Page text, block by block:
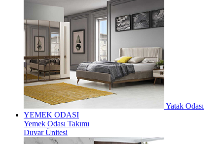
Yatak Odası
YEMEK ODASI
Yemek Odası Takımı
Duvar Ünitesi